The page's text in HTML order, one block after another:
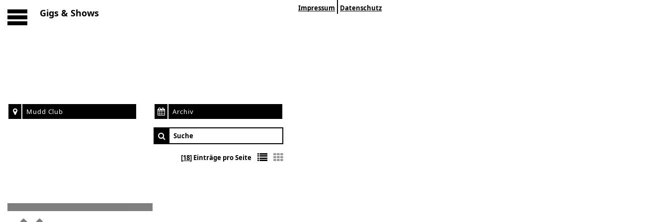
Gigs & Shows Impressum Datenschutz
Mudd Club Archiv
18 Einträge pro Seite